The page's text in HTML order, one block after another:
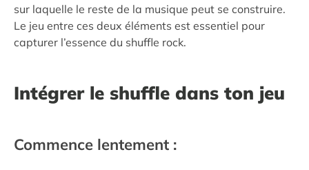
sur laquelle le reste de la musique peut se construire.
Le jeu entre ces deux éléments est essentiel pour
capturer l’essence du shuffle rock.
Intégrer le shuffle dans ton jeu
Commence lentement :